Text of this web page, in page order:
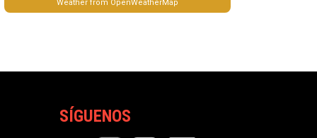
Weather from OpenWeatherMap
SÍGUENOS